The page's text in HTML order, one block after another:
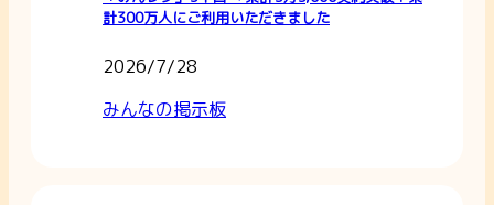
計300万人にご利用いただきました
2026/7/28
みんなの掲示板